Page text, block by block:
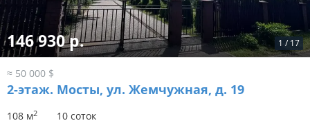
1 / 17
146 930 р.
≈ 50 000 $
2-этаж. Мосты, ул. Жемчужная, д. 19
108 м2 10 соток